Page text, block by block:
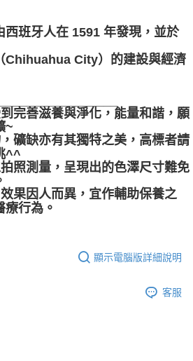
西班牙人在 1591 年發現，並於
Chihuahua City）的建設與經濟
完善滋養與淨化，能量和諧，願
~
礦缺亦有其獨特之美，高標者請
^^
照測量，呈現出的色澤尺寸難免
果因人而異，宜作輔助保養之
行為。
顯示電腦版詳細說明
客服